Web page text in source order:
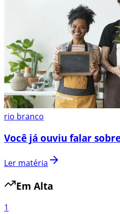
rio branco
Você já ouviu falar
Ler matéria
Em Alta
1